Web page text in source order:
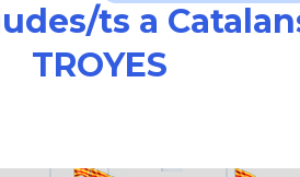
ts a
TROYES